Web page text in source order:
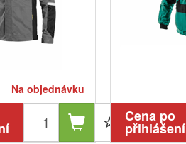
Na objednávku
Cena po
přihlášení